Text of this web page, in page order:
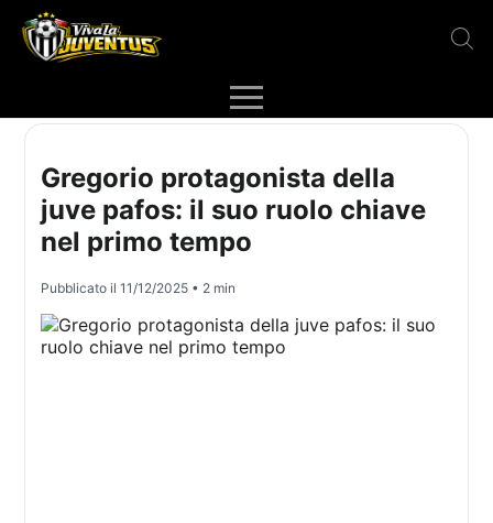
Gregorio protagonista della
juve pafos: il suo ruolo chiave
nel primo tempo
Pubblicato il11/12/2025 • 2 min